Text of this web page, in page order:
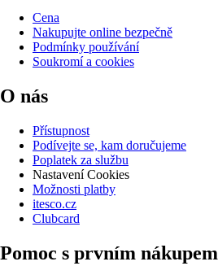
Cena
Nakupujte online bezpečně
Podmínky používání
Soukromí a cookies
O nás
Přístupnost
Podívejte se, kam doručujeme
Poplatek za službu
Nastavení Cookies
Možnosti platby
itesco.cz
Clubcard
Pomoc s prvním nákupem